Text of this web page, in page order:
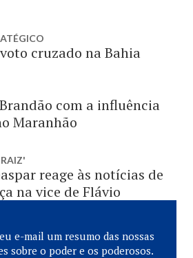
cruzado na Bahia
com a influência
Maranhão
reage às notícias de
na vice de Flávio
e-mail um resumo das nossas
sobre o poder e os poderosos.